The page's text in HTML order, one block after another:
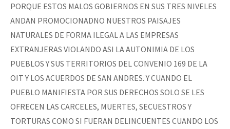
PORQUE ESTOS MALOS GOBIERNOS EN SUS TRES NIVELES
ANDAN PROMOCIONADNO NUESTROS PAISAJES
NATURALES DE FORMA ILEGAL A LAS EMPRESAS
EXTRANJERAS VIOLANDO ASI LA AUTONIMIA DE LOS
PUEBLOS Y SUS TERRITORIOS DEL CONVENIO 169 DE LA
OIT Y LOS ACUERDOS DE SAN ANDRES. Y CUANDO EL
PUEBLO MANIFIESTA POR SUS DERECHOS SOLO SE LES
OFRECEN LAS CARCELES, MUERTES, SECUESTROS Y
TORTURAS COMO SI FUERAN DELINCUENTES CUANDO LOS